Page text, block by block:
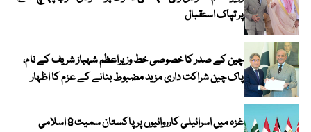
پر تپاک استقبال
چین کے صدر کا خصوصی خط وزیراعظم شہباز شریف کے نام،
پاک چین شراکت داری مزید مضبوط بنانے کے عزم کا اظہار
غزہ میں اسرائیلی کارروائیوں پر پاکستان سمیت 8 اسلامی